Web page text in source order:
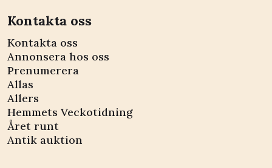
Kontakta oss
Kontakta oss
Annonsera hos oss
Prenumerera
Allas
Allers
Hemmets Veckotidning
Året runt
Antik auktion